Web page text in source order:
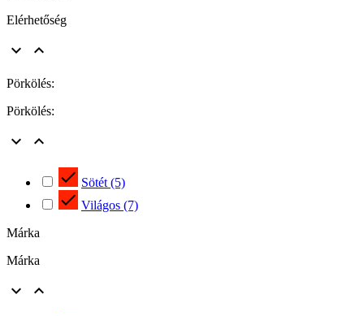
Elérhetőség
 
Pörkölés:
Pörkölés:


 Sötét (5)
 Világos (7)
Márka
Márka

